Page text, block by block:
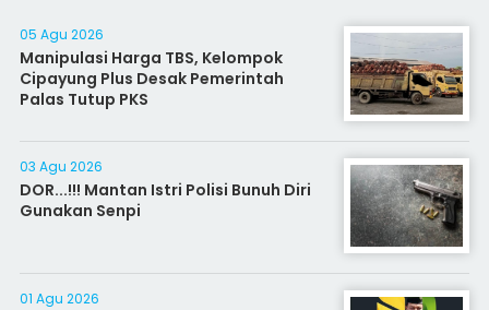
05 Agu 2026
Manipulasi Harga TBS, Kelompok
Cipayung Plus Desak Pemerintah
Palas Tutup PKS
03 Agu 2026
DOR...!!! Mantan Istri Polisi Bunuh Diri
Gunakan Senpi
01 Agu 2026